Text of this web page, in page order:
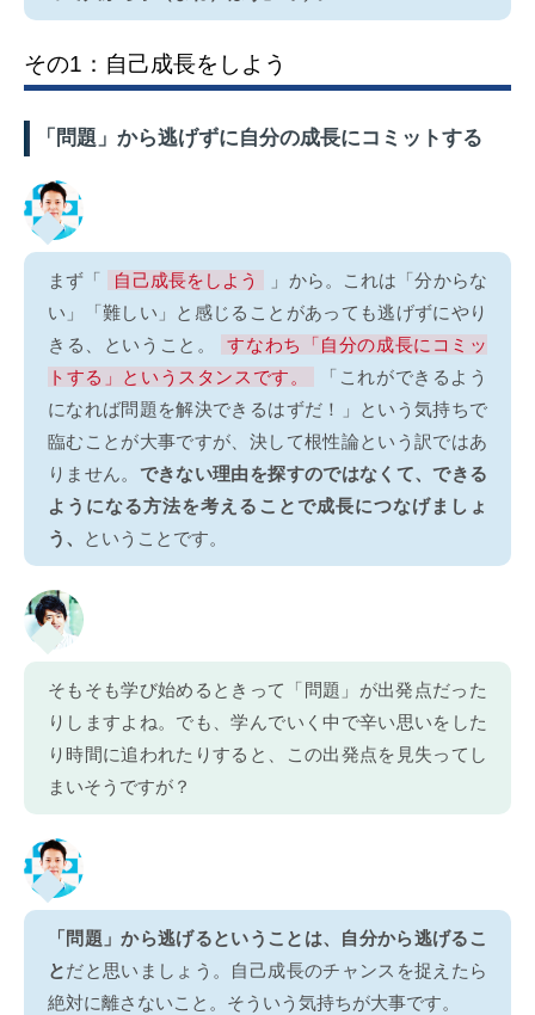
その1：自己成長をしよう
「問題」から逃げずに自分の成長にコミットする
まず「 自己成長をしよう
」から。これは「分からな
い」「難しい」と感じることがあっても逃げずにやり
きる、ということ。
すなわち「自分の成長にコミッ
トする」というスタンスです。
「これができるよう
になれば問題を解決できるはずだ！」という気持ちで
臨むことが大事ですが、決して根性論という訳ではあ
りません。 できない理由を探すのではなくて、できる
ようになる方法を考えることで成長につなげましょ
う、
ということです。
そもそも学び始めるときって「問題」が出発点だった
りしますよね。でも、学んでいく中で辛い思いをした
り時間に追われたりすると、この出発点を見失ってし
まいそうですが？
「問題」から逃げるということは、自分から逃げるこ
とだと思いましょう。自己成長のチャンスを捉えたら
絶対に離さないこと。そういう気持ちが大事です。